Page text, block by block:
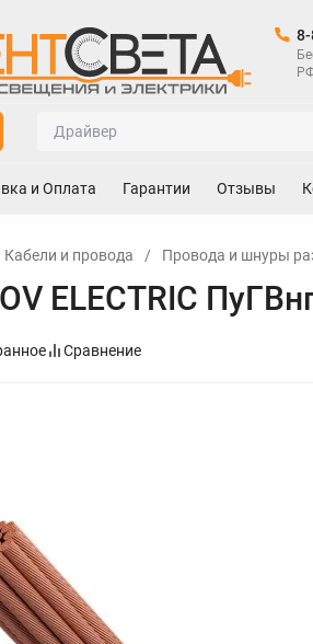
и Оплата Гарантии Отзывы
Кабели и провода / Провода и шнуры
ELECTRIC
Сравнение